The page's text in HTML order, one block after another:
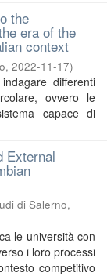
the
era of the
context
, 2022-11-17)
differenti
ovvero le
capace di
External
di Salerno,
le università con
i loro processi
competitivo